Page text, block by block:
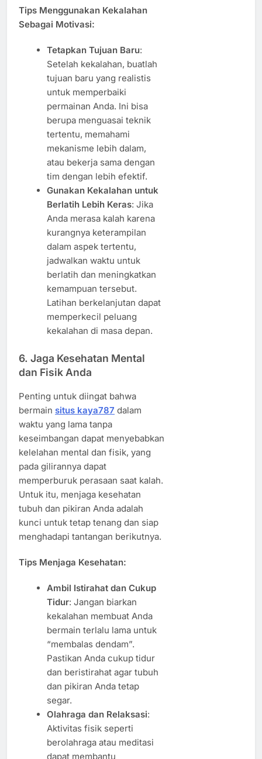
Tips Menggunakan Kekalahan
Sebagai Motivasi:
Tetapkan Tujuan Baru:
Setelah kekalahan, buatlah
tujuan baru yang realistis
untuk memperbaiki
permainan Anda. Ini bisa
berupa menguasai teknik
tertentu, memahami
mekanisme lebih dalam,
atau bekerja sama dengan
tim dengan lebih efektif.
Gunakan Kekalahan untuk
Berlatih Lebih Keras: Jika
Anda merasa kalah karena
kurangnya keterampilan
dalam aspek tertentu,
jadwalkan waktu untuk
berlatih dan meningkatkan
kemampuan tersebut.
Latihan berkelanjutan dapat
memperkecil peluang
kekalahan di masa depan.
6. Jaga Kesehatan Mental
dan Fisik Anda
Penting untuk diingat bahwa
bermain situs kaya787 dalam
waktu yang lama tanpa
keseimbangan dapat menyebabkan
kelelahan mental dan fisik, yang
pada gilirannya dapat
memperburuk perasaan saat kalah.
Untuk itu, menjaga kesehatan
tubuh dan pikiran Anda adalah
kunci untuk tetap tenang dan siap
menghadapi tantangan berikutnya.
Tips Menjaga Kesehatan:
Ambil Istirahat dan Cukup
Tidur: Jangan biarkan
kekalahan membuat Anda
bermain terlalu lama untuk
“membalas dendam”.
Pastikan Anda cukup tidur
dan beristirahat agar tubuh
dan pikiran Anda tetap
segar.
Olahraga dan Relaksasi:
Aktivitas fisik seperti
berolahraga atau meditasi
dapat membantu